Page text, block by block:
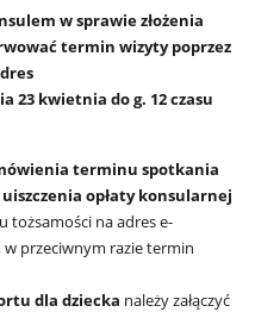
w sprawie złożenia
termin wizyty poprzez
23 kwietnia do g. 12 czasu
terminu spotkania
opłaty konsularnej
tożsamości na adres e-
w przeciwnym razie termin
dla dziecka należy załączyć